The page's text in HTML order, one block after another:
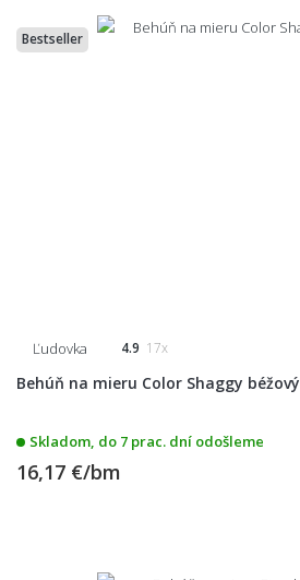
Bestseller
Ľudovka 4.9 17x
Behúň na mieru Color Shaggy béžový
Skladom, do 7 prac. dní odošleme
16,17 €/bm